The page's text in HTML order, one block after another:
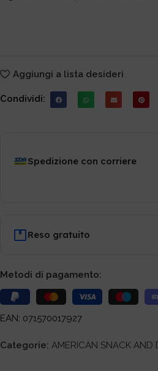
Aggiungi a lista desideri
Condividi:
Spedizione con corriere
Reso gratuito
Metodi di pagamento:
EAN: 071570017927
Categorie: AMERICAN SNACK AND